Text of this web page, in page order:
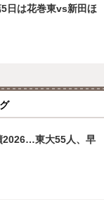
日は花巻東vs新田ほ
2026…東大55人、早